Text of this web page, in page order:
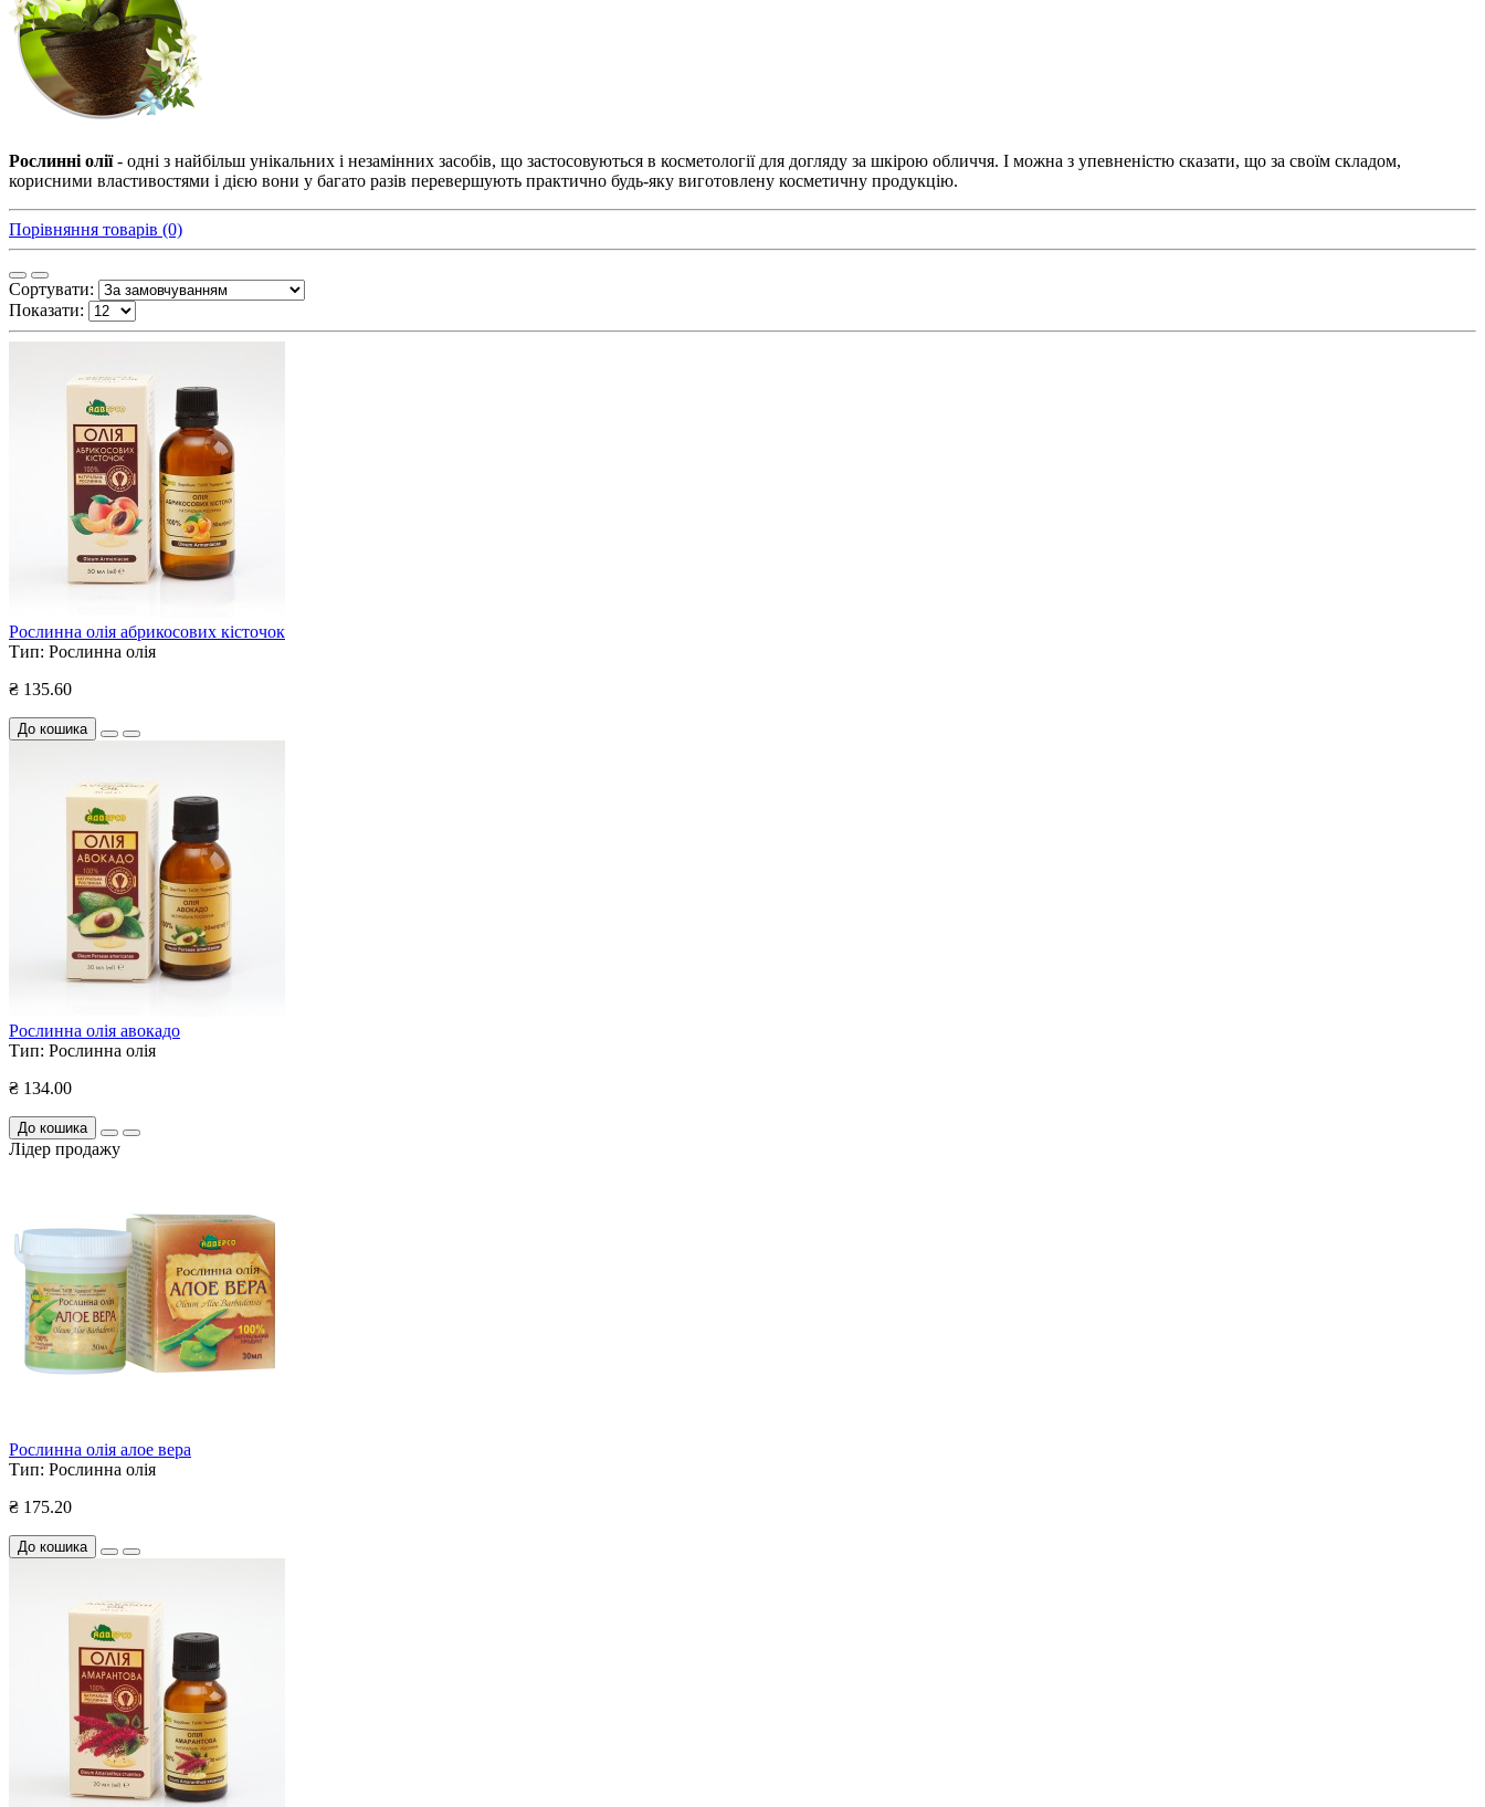
Рослинні олії- одні з найбільш унікальних і незамінних засобів, що застосовуються в косметології для догляду за шкірою обличчя. І можна з упевненістю сказати, що за своїм складом,
корисними властивостями і дією вони у багато разів перевершують практично будь-яку виготовлену косметичну продукцію.
Порівняння товарів (0)
Сортувати:
Показати:
Рослинна олія абрикосових кісточок
Тип: Рослинна олія
₴ 135.60
До кошика
Рослинна олія авокадо
Тип: Рослинна олія
₴ 134.00
До кошика
Лідер продажу
Рослинна олія алое вера
Тип: Рослинна олія
₴ 175.20
До кошика